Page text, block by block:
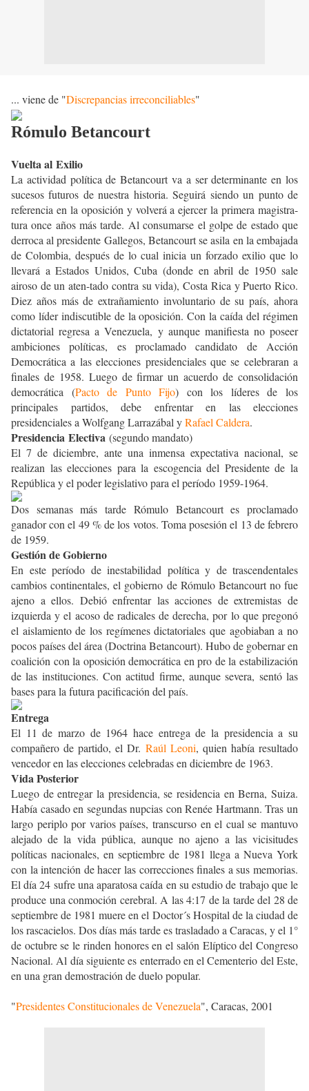
... viene de "Discrepancias irreconciliables"
Rómulo Betancourt
Vuelta al Exilio
La actividad política de Betancourt va a ser determinante en los
sucesos futuros de nuestra historia. Seguirá siendo un punto de
referencia en la oposición y volverá a ejercer la primera magistra-
tura once años más tarde. Alconsumarse el golpe de estado que
derroca al presidente Gallegos, Betancourt se asila en la embajada
de Colombia, después de lo cual inicia un forzado exilio que lo
llevará a Estados Unidos, Cuba (donde en abril de 1950 sale
airoso de un aten-tado contra su vida), Costa Rica y Puerto Rico.
Diez años más de extrañamiento involuntario de su país, ahora
como líder indiscutible de la oposición. Con la caída del régimen
dictatorial regresa a Venezuela, y aunque manifiesta no poseer
ambiciones políticas, es proclamado candidato de Acción
Democrática a las elecciones presidenciales que se celebraran a
finales de 1958. Luego de firmar un acuerdo de consolidación
democrática (Pacto de Punto Fijo) con los líderes de los
principales partidos, debe enfrentar en las elecciones
presidenciales a Wolfgang Larrazábal yRafael Caldera.
Presidencia Electiva (segundo mandato)
El 7 de diciembre, ante una inmensa expectativa nacional, se
realizan las elecciones para la escogencia del Presidente de la
República y el poder legislativo para el período 1959-1964.
Dos semanas más tarde Rómulo Betancourt es proclamado
ganador con el 49 % de los votos. Toma posesión el 13 de febrero
de 1959.
Gestión de Gobierno
En este período de inestabilidad política y de trascendentales
cambios continentales, el gobierno de Rómulo Betancourt no fue
ajeno a ellos. Debió enfrentar las acciones de extremistas de
izquierda y el acoso de radicales de derecha, por lo que pregonó
el aislamiento de los regímenes dictatoriales que agobiaban a no
pocos países del área (Doctrina Betancourt). Hubo de gobernar en
coalición con la oposición democrática en pro de la estabilización
de las instituciones. Con actitud firme, aunque severa, sentó las
bases para la futura pacificación del país.
Entrega
El 11 de marzo de 1964 hace entrega de la presidencia a su
compañero de partido, el Dr. Raúl Leoni, quien había resultado
vencedor en las elecciones celebradas en diciembre de 1963.
Vida Posterior
Luego de entregar la presidencia, se residencia en Berna, Suiza.
Había casado en segundas nupcias con Renée Hartmann. Tras un
largo periplo por varios países, transcurso en el cual se mantuvo
alejado de la vida pública, aunque no ajeno a las vicisitudes
políticas nacionales, en septiembre de 1981 llega a Nueva York
con la intención de hacer las correcciones finales a sus memorias.
El día 24 sufre una aparatosa caída en su estudio de trabajo que le
produce una conmoción cerebral. A las 4:17 de la tarde del 28 de
septiembre de 1981 muere en el Doctor´s Hospital de la ciudad de
los rascacielos. Dos días más tarde es trasladado a Caracas, y el 1°
de octubre se le rinden honores en el salón Elíptico del Congreso
Nacional. Al día siguiente es enterrado en el Cementerio del Este,
en una gran demostración de duelo popular.
"Presidentes Constitucionales de Venezuela", Caracas, 2001